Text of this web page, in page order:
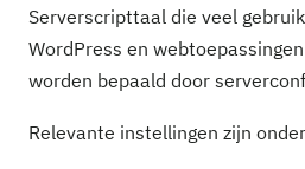
Serverscripttaal die veel
WordPress en
worden bepaald door
Relevante instellingen zijn